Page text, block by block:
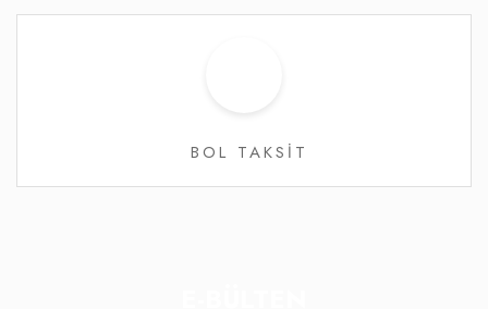
BOL TAKSİT